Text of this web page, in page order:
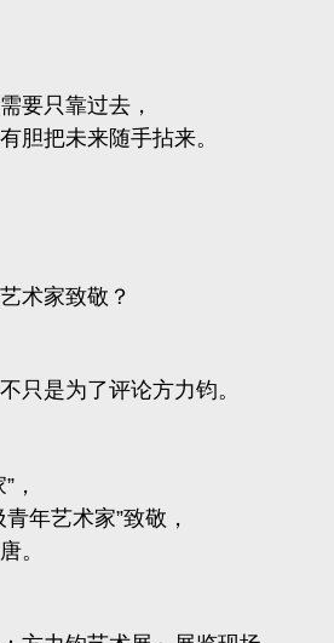
要只靠过去，
胆把未来随手拈来。
术家致敬？
只是为了评论方力钧。
，
年艺术家”致敬，
。